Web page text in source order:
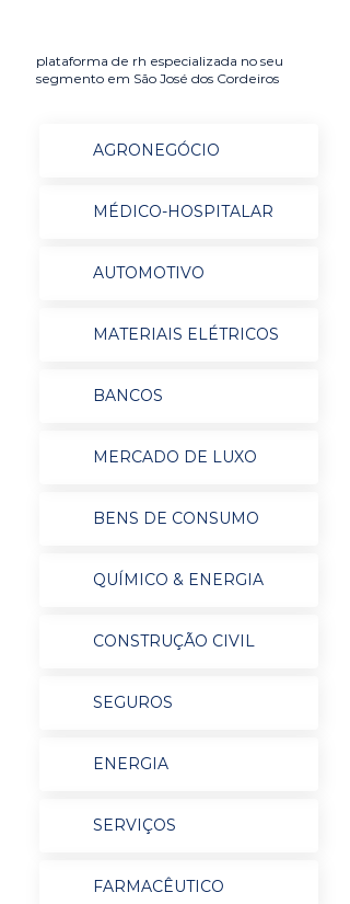
plataforma de rh especializada no seu
segmento em São José dos Cordeiros
AGRONEGÓCIO
MÉDICO-HOSPITALAR
AUTOMOTIVO
MATERIAIS ELÉTRICOS
BANCOS
MERCADO DE LUXO
BENS DE CONSUMO
QUÍMICO & ENERGIA
CONSTRUÇÃO CIVIL
SEGUROS
ENERGIA
SERVIÇOS
FARMACÊUTICO